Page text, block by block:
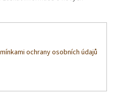
ochrany osobních údajů